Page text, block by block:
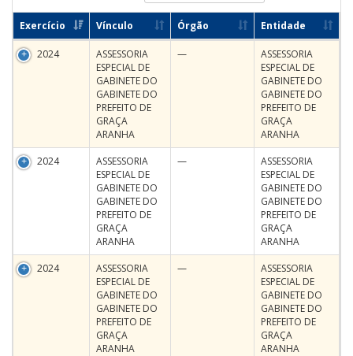
Exercício Vínculo Órgão Entidade
2024
ASSESSORIA
ESPECIAL DE
GABINETE DO
GABINETE DO
PREFEITO DE
GRAÇA
ARANHA
—
ASSESSORIA
ESPECIAL DE
GABINETE DO
GABINETE DO
PREFEITO DE
GRAÇA
ARANHA
2024
ASSESSORIA
ESPECIAL DE
GABINETE DO
GABINETE DO
PREFEITO DE
GRAÇA
ARANHA
—
ASSESSORIA
ESPECIAL DE
GABINETE DO
GABINETE DO
PREFEITO DE
GRAÇA
ARANHA
2024
ASSESSORIA
ESPECIAL DE
GABINETE DO
GABINETE DO
PREFEITO DE
GRAÇA
ARANHA
—
ASSESSORIA
ESPECIAL DE
GABINETE DO
GABINETE DO
PREFEITO DE
GRAÇA
ARANHA